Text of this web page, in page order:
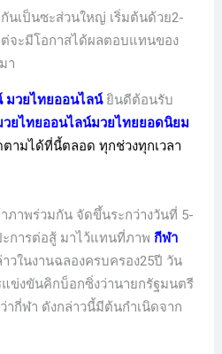
นเป็นซะส่วนใหญ่ เริ่มต้นด้วย2-
ต่จะมีโอกาสได้ผลตอบแทนของ
า
มวยไทยออนไลน์ ยินดีต้อนรับ
วยไทยออนไลน์มวยไทยยอดนิยม
ตามได้ที่นี้ตลอด ทุกช่วงทุกเวลา
ภาพร่วมกัน จัดขึ้นระกว่างวันที่ 5-
การต่อสู้ มาไว้แทนที่ภาพ กีฬา
วในงานฉลองครบครอง25ปี วัน
ข่งขันคิกบ็อกซิ่งว่านายกรัฐมนตรี
กี่ฬา ดังกล่าวนี้มีต้นกำเนิดจาก